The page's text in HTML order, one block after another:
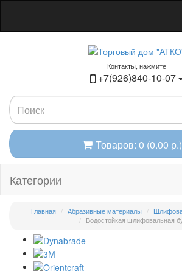
Контакты, нажмите
+7(926)840-10-07
Товаров: 0 (0.00 р.)
Категории
Главная Абразивные материалы
Водостойкая шлифовальная